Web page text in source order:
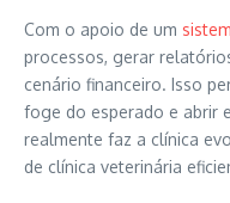
Com o apoio de um
processos, gerar
cenário financeiro. Isso
foge do esperado e abrir
realmente faz a clínica
de clínica veterinária